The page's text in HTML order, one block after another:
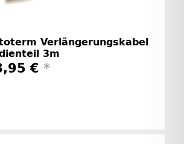
Verlängerungskabel
3m
€ *